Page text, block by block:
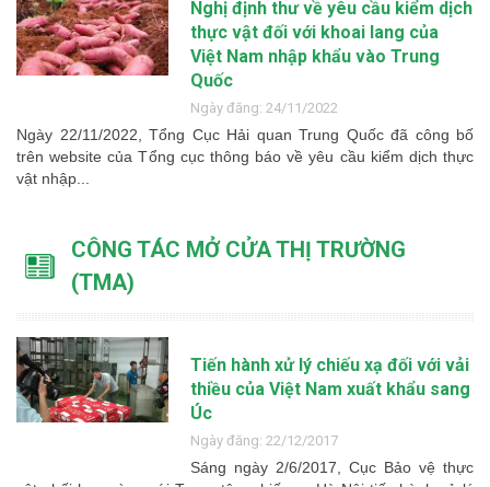
Nghị định thư về yêu cầu kiểm dịch
thực vật đối với khoai lang của
Việt Nam nhập khẩu vào Trung
Quốc
Ngày đăng: 24/11/2022
Ngày 22/11/2022, Tổng Cục Hải quan Trung Quốc đã công bố
trên website của Tổng cục thông báo về yêu cầu kiểm dịch thực
vật nhập...
CÔNG TÁC MỞ CỬA THỊ TRƯỜNG
(TMA)
Tiến hành xử lý chiếu xạ đối với vải
thiều của Việt Nam xuất khẩu sang
Úc
Ngày đăng: 22/12/2017
S​áng ngày 2/6/2017, Cục Bảo vệ thực